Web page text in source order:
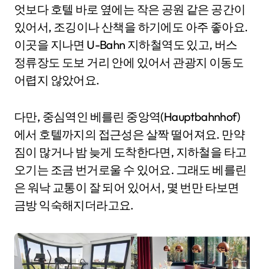
엇보다 호텔 바로 옆에는 작은 공원 같은 공간이
있어서, 조깅이나 산책을 하기에도 아주 좋아요.
이곳을 지나면 U-Bahn 지하철역도 있고, 버스
정류장도 도보 거리 안에 있어서 관광지 이동도
어렵지 않았어요.
다만, 중심역인 베를린 중앙역(Hauptbahnhof)
에서 호텔까지의 접근성은 살짝 떨어져요. 만약
짐이 많거나 밤 늦게 도착한다면, 지하철을 타고
오기는 조금 번거로울 수 있어요. 그래도 베를린
은 워낙 교통이 잘 되어 있어서, 몇 번만 타보면
금방 익숙해지더라고요.